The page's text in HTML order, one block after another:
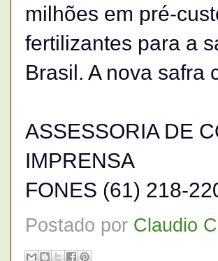
milhões em pré-
fertilizantes para a
Brasil. A nova safra
ASSESSORIA DE
IMPRENSA
FONES (61) 218-
Postado por Claudio